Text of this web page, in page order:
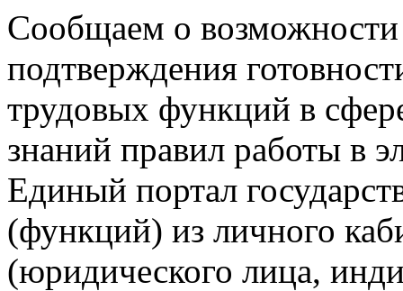
Сообщаем о возможности
подтверждения
трудовых функций в
знаний правил работы в
Единый портал
(функций) из личного
(юридического лица,